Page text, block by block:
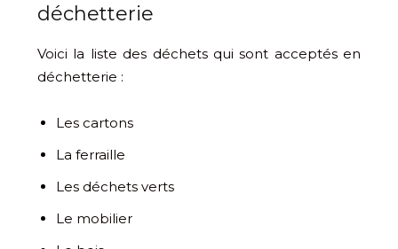
déchetterie
Voici la liste des déchets qui sont acceptés en
déchetterie :
Les cartons
La ferraille
Les déchets verts
Le mobilier